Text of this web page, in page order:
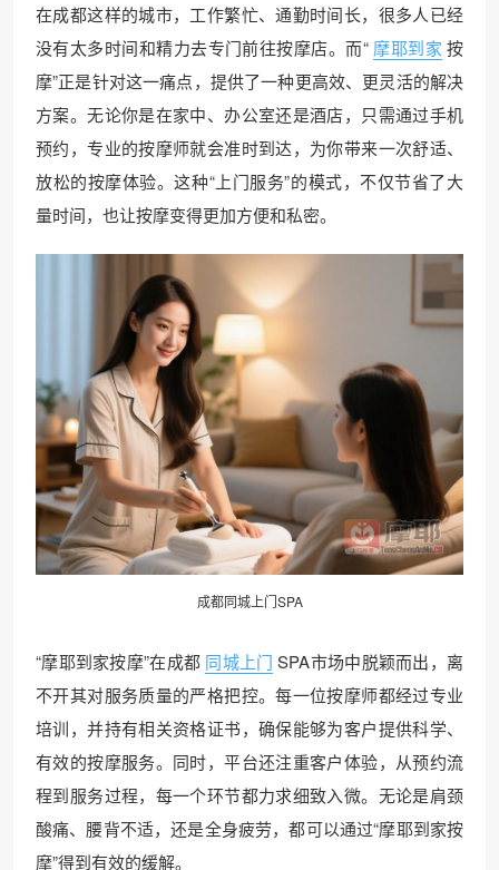
在成都这样的城市，工作繁忙、通勤时间长，很多人已经
没有太多时间和精力去专门前往按摩店。而“ 摩耶到家 按
摩”正是针对这一痛点，提供了一种更高效、更灵活的解决
方案。无论你是在家中、办公室还是酒店，只需通过手机
预约，专业的按摩师就会准时到达，为你带来一次舒适、
放松的按摩体验。这种“上门服务”的模式，不仅节省了大
量时间，也让按摩变得更加方便和私密。
成都同城上门SPA
“摩耶到家按摩”在成都 同城上门 SPA市场中脱颖而出，离
不开其对服务质量的严格把控。每一位按摩师都经过专业
培训，并持有相关资格证书，确保能够为客户提供科学、
有效的按摩服务。同时，平台还注重客户体验，从预约流
程到服务过程，每一个环节都力求细致入微。无论是肩颈
酸痛、腰背不适，还是全身疲劳，都可以通过“摩耶到家按
摩”得到有效的缓解。